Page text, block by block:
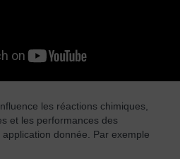
les réactions chimiques,
et les performances des
donnée. Par exemple